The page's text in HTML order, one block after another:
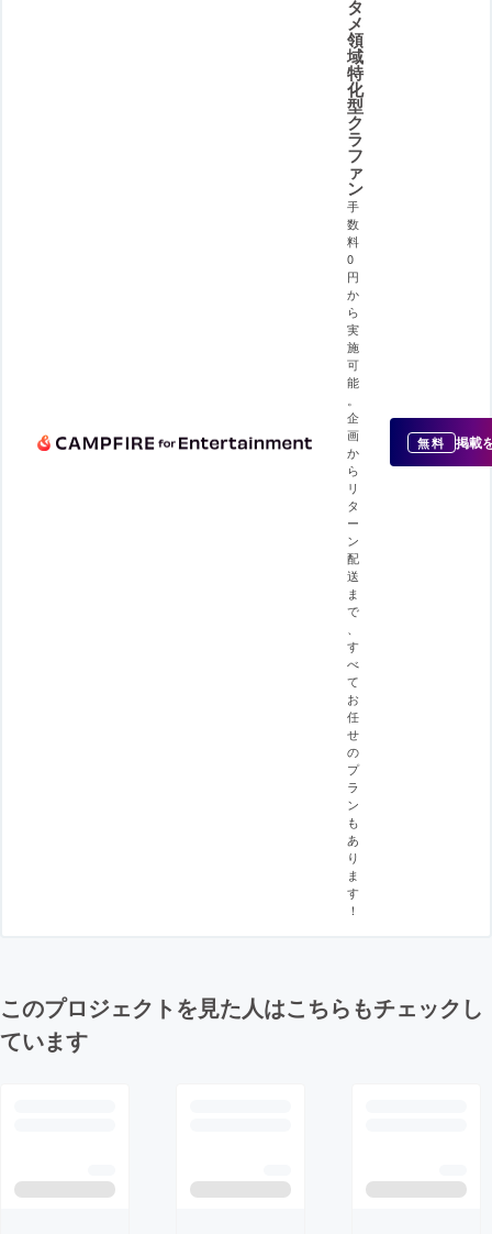
タ
メ
領
域
特
化
型
ク
ラ
フ
ァ
ン
手
数
料
0
円
か
ら
実
施
可
能
。
企
画
か
ら
リ
タ
ー
ン
配
送
ま
で
、
す
べ
て
お
任
せ
の
プ
ラ
ン
も
あ
り
ま
す
！
無料 掲載
このプロジェクトを見た人はこちらもチェックし
ています